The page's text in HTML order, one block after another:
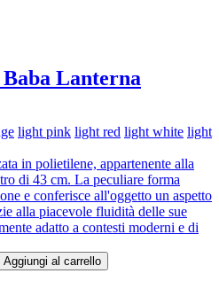
Lanterna
light pink light red light white light
in polietilene, appartenente alla
di 43 cm. La peculiare forma
e conferisce all'oggetto un aspetto
alla piacevole fluidità delle sue
adatto a contesti moderni e di
Aggiungi al carrello